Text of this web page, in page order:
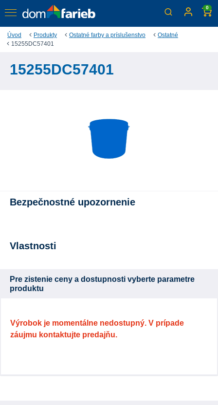
0
Úvod Produkty Ostatné farby a príslušenstvo
Ostatné
15255DC57401
15255DC57401
Bezpečnostné upozornenie
Vlastnosti
Pre zistenie ceny a dostupnosti vyberte parametre
produktu
Výrobok je momentálne nedostupný. V prípade
záujmu kontaktujte predajňu.